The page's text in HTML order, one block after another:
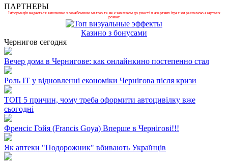
ПАРТНЕРЫ
Інформація надається виключно з ознайомчою метою та не є закликом до участі в азартних іграх чи рекламою азартних
розваг.
Казино з бонусами
Чернигов сегодня
Вечер дома в Чернигове: как онлайнкино постепенно стал
Роль ІТ у відновленні економіки Чернігова після кризи
ТОП 5 причин, чому треба оформити автоцивілку вже
сьогодні
Френсіс Гойя (Francis Goya) Вперше в Чернігові!!!
Як аптеки "Подорожник" вбивають Українців